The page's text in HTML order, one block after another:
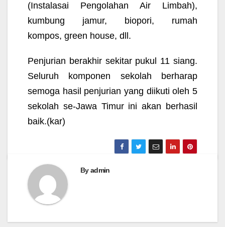
(Instalasai Pengolahan Air Limbah),
kumbung jamur, biopori, rumah
kompos, green house, dll.
Penjurian berakhir sekitar pukul 11 siang.
Seluruh komponen sekolah berharap
semoga hasil penjurian yang diikuti oleh 5
sekolah se-Jawa Timur ini akan berhasil
baik.(kar)
Byadmin